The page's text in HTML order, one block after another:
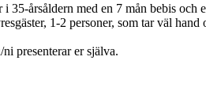
35-årsåldern med en 7 mån bebis och
1-2 personer, som tar väl
presenterar er själva.